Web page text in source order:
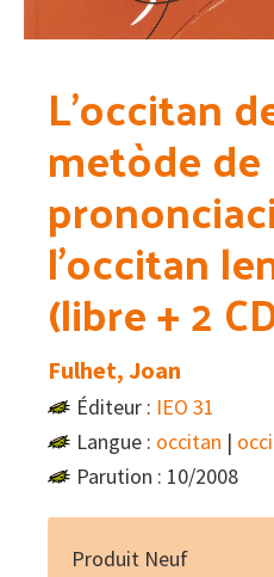
L’occitan
metòde de
l’occitan
(libre + 2
Fulhet, Joan
Éditeur : IEO 31
Langue : occitan |
Parution : 10/2008
Produit Neuf